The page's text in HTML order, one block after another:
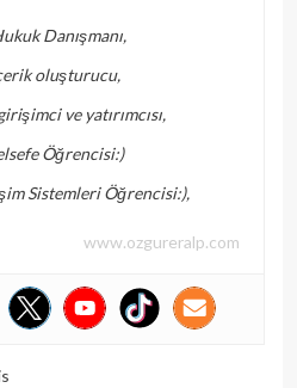
Danışmanı,
oluşturucu,
ve yatırımcısı,
Öğrencisi:)
Sistemleri Öğrencisi:),
www.ozgureralp.com